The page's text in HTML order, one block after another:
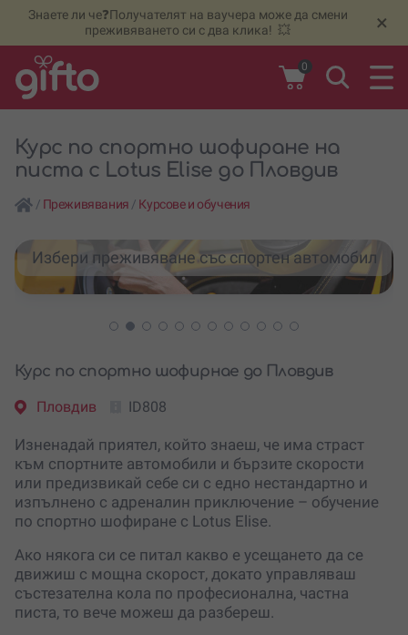
Знаете ли че❓Получателят на ваучера може да смени
преживяването си с два клика! 💥
×
0
Курс по спортно шофиране на
писта с Lotus Elise до Пловдив
/ Преживявания / Курсове и обучения
Избери преживяване със спортен автомобил
Курс по спортно шофирнае до Пловдив
Пловдив ID808
Изненадай приятел, който знаеш, че има страст
към спортните автомобили и бързите скорости
или предизвикай себе си с едно нестандартно и
изпълнено с адреналин приключение – обучение
по спортно шофиране с Lotus Elise.
Ако някога си се питал какво е усещането да се
движиш с мощна скорост, докато управляваш
състезателна кола по професионална, частна
писта, то вече можеш да разбереш.